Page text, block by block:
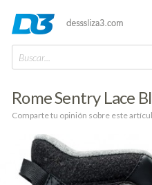
Buscar...
Rome Sentry Lace
Comparte tu opinión sobre este